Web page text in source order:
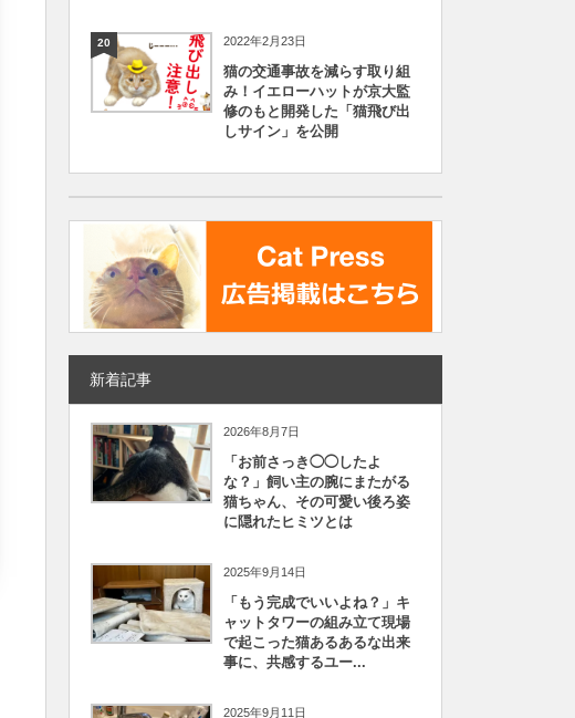
20 2022年2月23日
猫の交通事故を減らす取り組
み！イエローハットが京大監
修のもと開発した「猫飛び出
しサイン」を公開
新着記事
2026年8月7日
「お前さっき◯◯したよ
な？」飼い主の腕にまたがる
猫ちゃん、その可愛い後ろ姿
に隠れたヒミツとは
2025年9月14日
「もう完成でいいよね？」キ
ャットタワーの組み立て現場
で起こった猫あるあるな出来
事に、共感するユー...
2025年9月11日